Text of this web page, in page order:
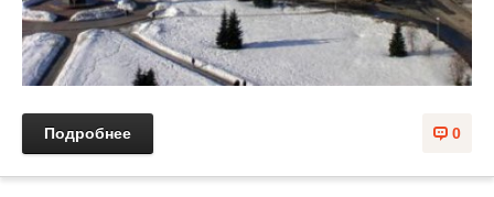
0
Подробнее